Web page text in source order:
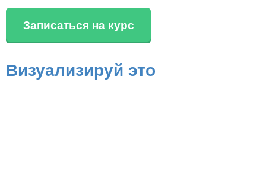
Записаться на курс
Визуализируй это